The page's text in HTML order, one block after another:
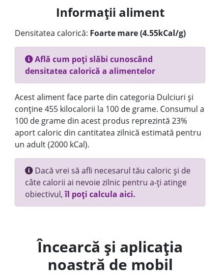
Informații aliment
Densitatea calorică: Foarte mare (4.55kCal/g)
Află cum poți slăbi cunoscând
densitatea calorică a alimentelor
Acest aliment face parte din categoria Dulciuri și
conține 455 kilocalorii la 100 de grame. Consumul a
100 de grame din acest produs reprezintă 23%
aport caloric din cantitatea zilnică estimată pentru
un adult (2000 kCal).
Dacă vrei să afli necesarul tău caloric și de
câte calorii ai nevoie zilnic pentru a-ți atinge
obiectivul,îl poți calcula aici.
Încearcă și aplicația
noastră de mobil